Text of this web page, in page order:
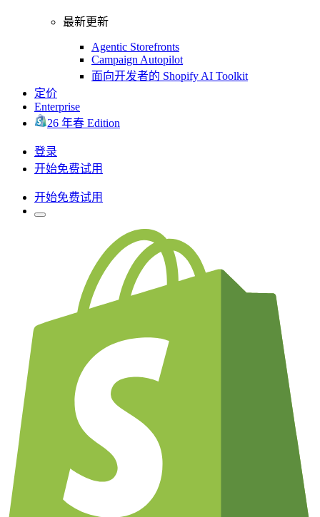
最新更新
Agentic Storefronts
Campaign Autopilot
面向开发者的 Shopify AI Toolkit
定价
Enterprise
26 年春 Edition
登录
开始免费试用
开始免费试用